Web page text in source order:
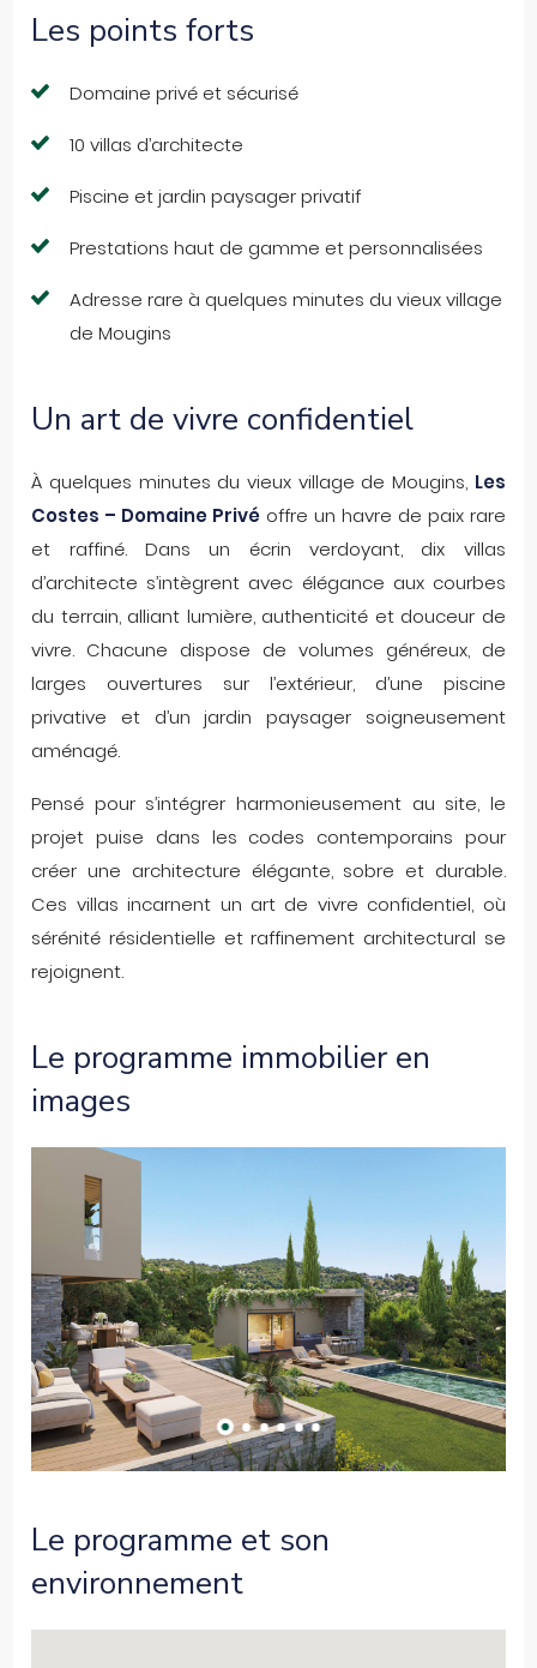
Les points forts
Domaine privé et sécurisé
10 villas d’architecte
Piscine et jardin paysager privatif
Prestations haut de gamme et personnalisées
Adresse rare à quelques minutes du vieux village
de Mougins
Un art de vivre confidentiel
À quelques minutes du vieux village de Mougins, Les
Costes – Domaine Privé offre un havre de paix rare
et raffiné. Dans un écrin verdoyant, dix villas
d’architecte s’intègrent avec élégance aux courbes
du terrain, alliant lumière, authenticité et douceur de
vivre. Chacune dispose de volumes généreux, de
larges ouvertures sur l’extérieur, d’une piscine
privative et d’un jardin paysager soigneusement
aménagé.
Pensé pour s’intégrer harmonieusement au site, le
projet puise dans les codes contemporains pour
créer une architecture élégante, sobre et durable.
Ces villas incarnent un art de vivre confidentiel, où
sérénité résidentielle et raffinement architectural se
rejoignent.
Le programme immobilier en
images
Le programme et son
environnement